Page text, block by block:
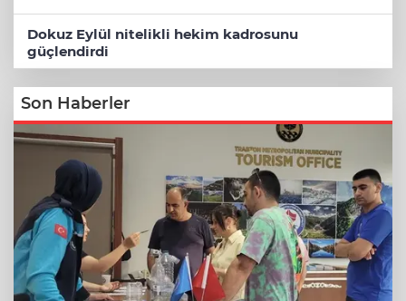
Dokuz Eylül nitelikli hekim kadrosunu
güçlendirdi
Son Haberler